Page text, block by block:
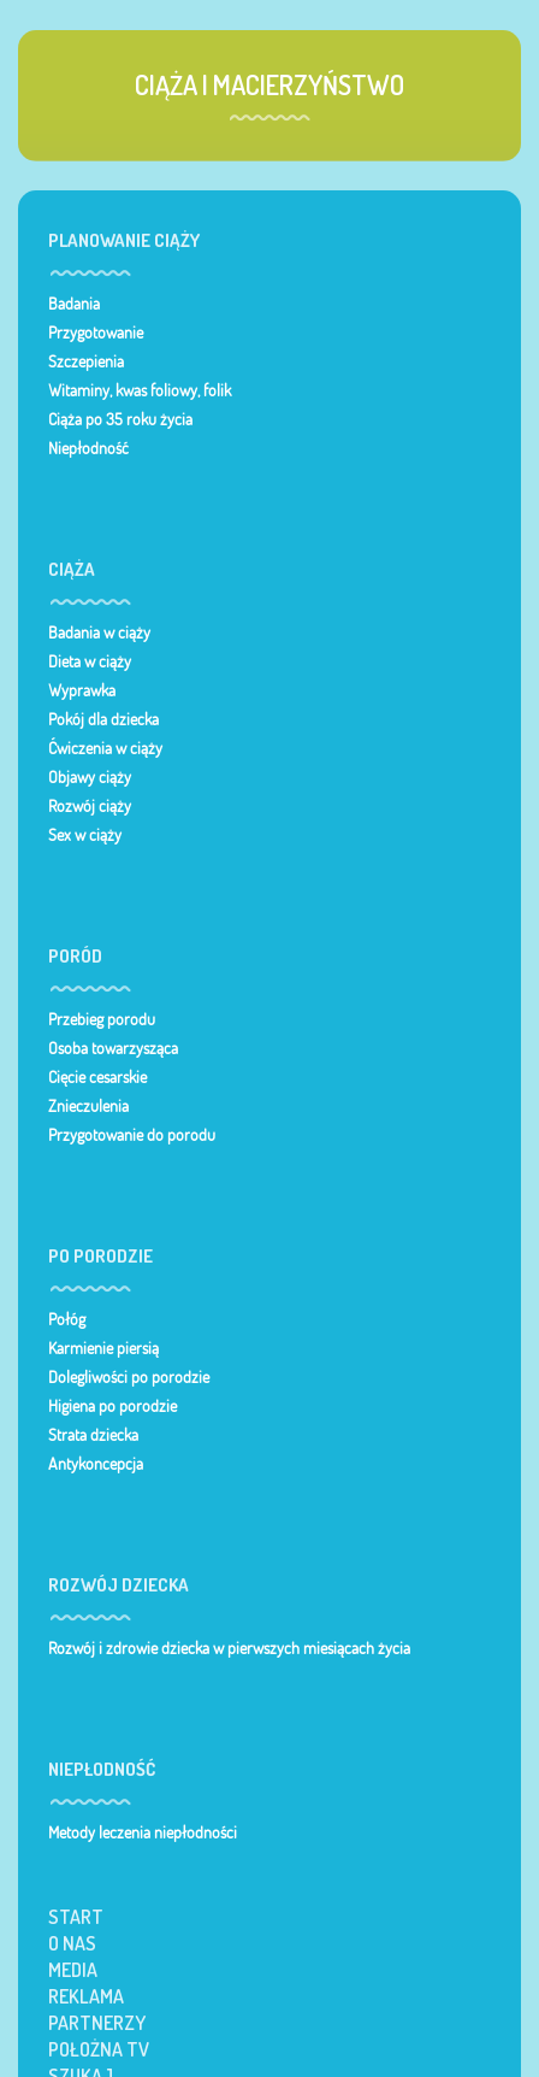
CIĄŻA I MACIERZYŃSTWO
PLANOWANIE CIĄŻY
Badania
Przygotowanie
Szczepienia
Witaminy, kwas foliowy, folik
Ciąża po 35 roku życia
Niepłodność
CIĄŻA
Badania w ciąży
Dieta w ciąży
Wyprawka
Pokój dla dziecka
Ćwiczenia w ciąży
Objawy ciąży
Rozwój ciąży
Sex w ciąży
PORÓD
Przebieg porodu
Osoba towarzysząca
Cięcie cesarskie
Znieczulenia
Przygotowanie do porodu
PO PORODZIE
Połóg
Karmienie piersią
Dolegliwości po porodzie
Higiena po porodzie
Strata dziecka
Antykoncepcja
ROZWÓJ DZIECKA
Rozwój i zdrowie dziecka w pierwszych miesiącach życia
NIEPŁODNOŚĆ
Metody leczenia niepłodności
START
O NAS
MEDIA
REKLAMA
PARTNERZY
POŁOŻNA TV